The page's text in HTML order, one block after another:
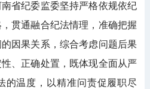
省纪委监委坚持严格依规依纪
贯通融合纪法情理，准确把握
因果关系，综合考虑问题后果
、正确处置，既体现全面从严
的温度，以精准问责促履职尽